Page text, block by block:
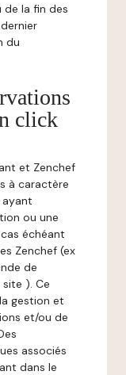
de la fin des
du
click
et Zenchef
à caractère
ayant
ou une
échéant
Zenchef (ex
de
). Ce
gestion et
et/ou de
associés
dans le